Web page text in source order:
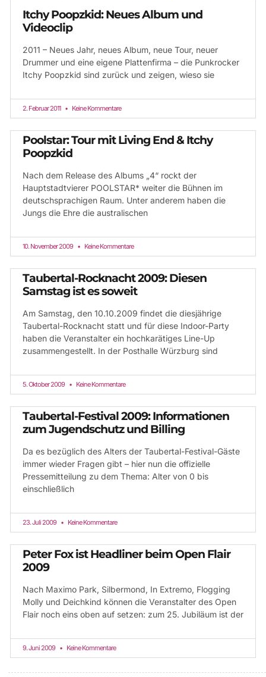
Itchy Poopzkid: Neues Album und
Videoclip
2011 – Neues Jahr, neues Album, neue Tour, neuer
Drummer und eine eigene Plattenfirma – die Punkrocker
Itchy Poopzkid sind zurück und zeigen, wieso sie
2. Februar 2011 Keine Kommentare
Poolstar: Tour mit Living End & Itchy
Poopzkid
Nach dem Release des Albums „4“ rockt der
Hauptstadtvierer POOLSTAR* weiter die Bühnen im
deutschsprachigen Raum. Unter anderem haben die
Jungs die Ehre die australischen
10. November 2009 Keine Kommentare
Taubertal-Rocknacht 2009: Diesen
Samstag ist es soweit
Am Samstag, den 10.10.2009 findet die diesjährige
Taubertal-Rocknacht statt und für diese Indoor-Party
haben die Veranstalter ein hochkarätiges Line-Up
zusammengestellt. In der Posthalle Würzburg sind
5. Oktober 2009 Keine Kommentare
Taubertal-Festival 2009: Informationen
zum Jugendschutz und Billing
Da es bezüglich des Alters der Taubertal-Festival-Gäste
immer wieder Fragen gibt – hier nun die offizielle
Pressemitteilung zu dem Thema: Alter von 0 bis
einschließlich
23. Juli 2009 Keine Kommentare
Peter Fox ist Headliner beim Open Flair
2009
Nach Maximo Park, Silbermond, In Extremo, Flogging
Molly und Deichkind können die Veranstalter des Open
Flair noch eins oben auf setzen: zum 25. Jubiläum ist der
9. Juni 2009 Keine Kommentare